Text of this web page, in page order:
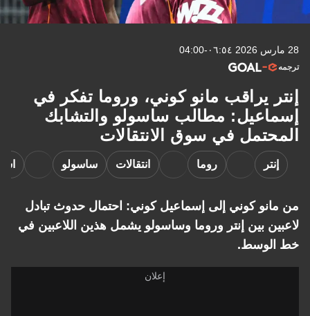
28 مارس 2026 ٠٦:٥٤-04:00
ترجمه
إنتر يراقب مانو كوني، وروما تفكر في
إسماعيل: مطالب ساسولو والتشابك
المحتمل في سوق الانتقالات
إنتر روما انتقالات ساسولو
من مانو كوني إلى إسماعيل كوني: احتمال حدوث تبادل
لاعبين بين إنتر وروما وساسولو يشمل هذين اللاعبين في
خط الوسط.